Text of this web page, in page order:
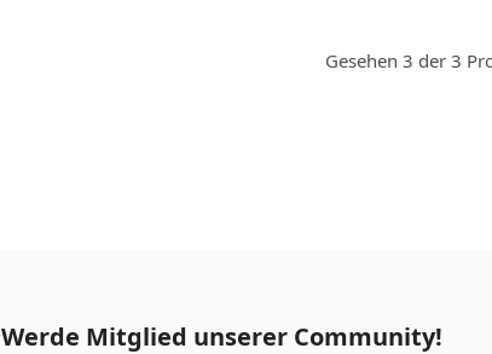
Gesehen 3 der 3
Werde Mitglied unserer Community!